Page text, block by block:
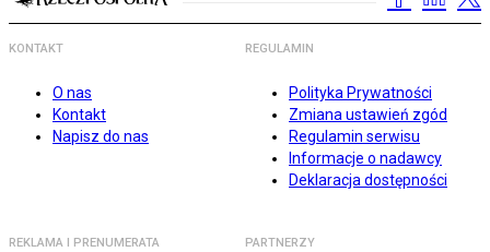
KONTAKT
O nas
Kontakt
Napisz do nas
REGULAMIN
Polityka Prywatności
Zmiana ustawień zgód
Regulamin serwisu
Informacje o nadawcy
Deklaracja dostępności
REKLAMA I PRENUMERATA PARTNERZY